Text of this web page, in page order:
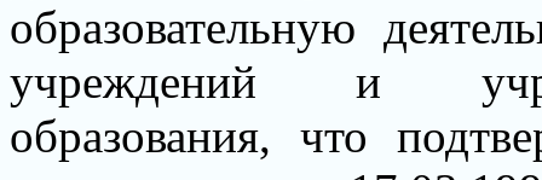
образовательную
учреждений и
образования, что